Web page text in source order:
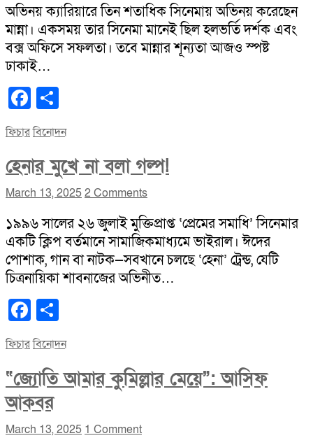
অভিনয় ক্যারিয়ারে তিন শতাধিক সিনেমায় অভিনয় করেছেন
মান্না। একসময় তার সিনেমা মানেই ছিল হলভর্তি দর্শক এবং
বক্স অফিসে সফলতা। তবে মান্নার শূন্যতা আজও স্পষ্ট
ঢাকাই…
Facebook
ফিচারবিনোদন
হেনার মুখে না বলা গল্প!
March 13, 20252 Comments
১৯৯৬ সালের ২৬ জুলাই মুক্তিপ্রাপ্ত ‘প্রেমের সমাধি’ সিনেমার
একটি ক্লিপ বর্তমানে সামাজিকমাধ্যমে ভাইরাল। ঈদের
পোশাক, গান বা নাটক—সবখানে চলছে ‘হেনা’ ট্রেন্ড, যেটি
চিত্রনায়িকা শাবনাজের অভিনীত…
Facebook
ফিচারবিনোদন
“জ্যোতি আমার কুমিল্লার মেয়ে”: আসিফ
আকবর
March 13, 2025 1 Comment